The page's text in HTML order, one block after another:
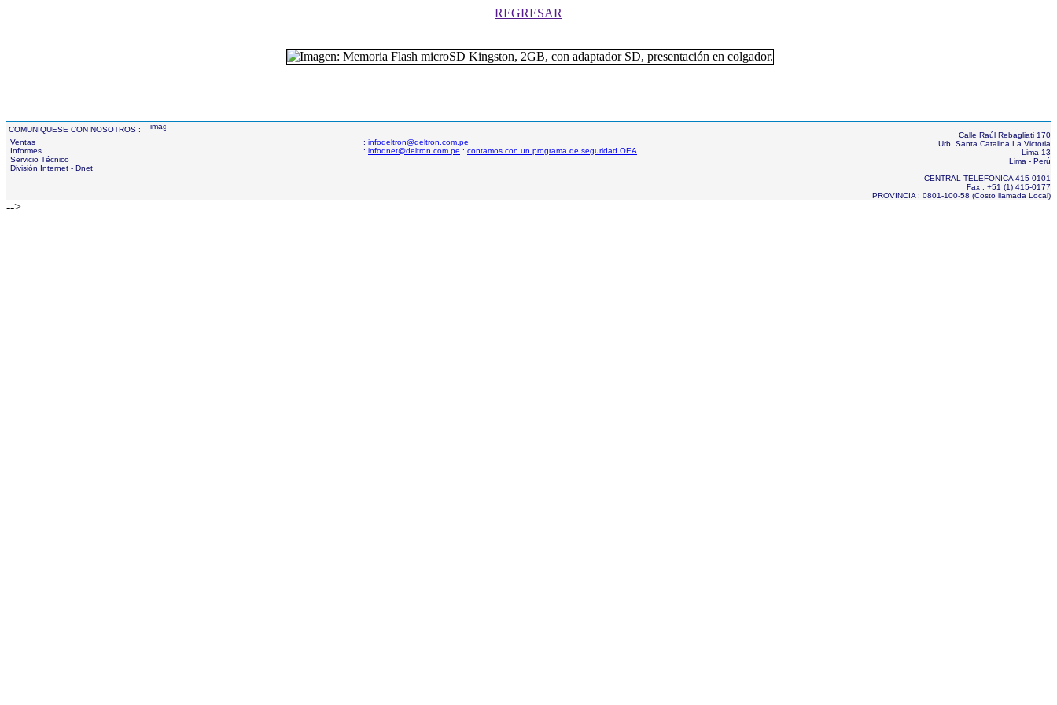
REGRESAR
COMUNIQUESE CON NOSOTROS :
Ventas
Informes
Servicio Técnico
División Internet - Dnet
: infodeltron@deltron.com.pe
: infodnet@deltron.com.pe : contamos con un programa de seguridad OEA
Calle Raúl Rebagliati 170
Urb. Santa Catalina La Victoria
Lima 13
Lima - Perú
CENTRAL TELEFONICA 415-0101
Fax : +51 (1) 415-0177
PROVINCIA : 0801-100-58 (Costo llamada Local)
-->